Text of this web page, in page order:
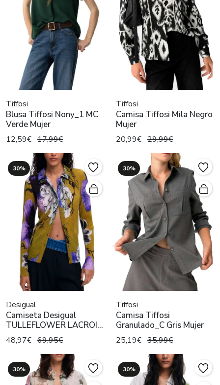
Tiffosi
Blusa Tiffosi Nony_1 MC
Verde Mujer
12,59€ 17,99€
Tiffosi
Camisa Tiffosi Mila Negro
Mujer
20,99€ 29,99€
30%
Desigual
Camiseta Desigual
TULLEFLOWER LACROIX
Verde Mujer
48,97€ 69,95€
30%
Tiffosi
Camisa Tiffosi
Granulado_C Gris Mujer
25,19€ 35,99€
30% 30%